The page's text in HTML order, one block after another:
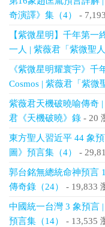
奇演譯》集（4）
-
【紫微星明】千年第
一人 | 紫薇君「紫微聖
《紫微星明耀寰宇》千
Cosmos | 紫薇君「紫微
紫薇君天機破曉喻傳奇
君《天機破曉》錄 - 20
東方聖人習近平 44 象
圖》預言集（4）
-
郭台銘無總統命神預言
傳奇錄（24）
- 19,833
中國統一台灣 3 象預言
預言集（14）
- 13,535